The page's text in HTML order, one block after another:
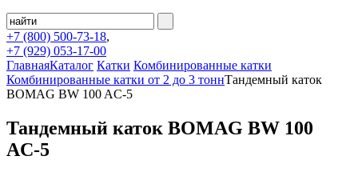
+7 (800) 500-73-18,
+7 (929) 053-17-00
ГлавнаяКаталог Катки Комбинированные катки
Комбинированные катки от 2 до 3 тоннТандемный каток
BOMAG BW 100 AС-5
Тандемный каток BOMAG BW 100
AС-5